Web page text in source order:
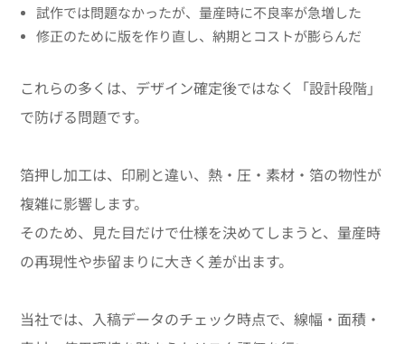
試作では問題なかったが、量産時に不良率が急増した
修正のために版を作り直し、納期とコストが膨らんだ
これらの多くは、デザイン確定後ではなく「設計段階」
で防げる問題です。
箔押し加工は、印刷と違い、熱・圧・素材・箔の物性が
複雑に影響します。
そのため、見た目だけで仕様を決めてしまうと、量産時
の再現性や歩留まりに大きく差が出ます。
当社では、入稿データのチェック時点で、線幅・面積・